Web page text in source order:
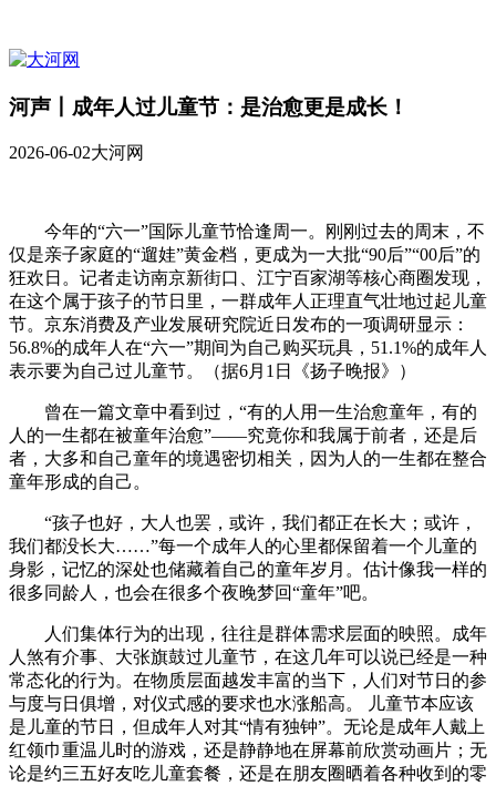
河声丨成年人过儿童节：是治愈更是成长！
2026-06-02大河网
今年的“六一”国际儿童节恰逢周一。刚刚过去的周末，不
仅是亲子家庭的“遛娃”黄金档，更成为一大批“90后”“00后”的
狂欢日。记者走访南京新街口、江宁百家湖等核心商圈发现，
在这个属于孩子的节日里，一群成年人正理直气壮地过起儿童
节。京东消费及产业发展研究院近日发布的一项调研显示：
56.8%的成年人在“六一”期间为自己购买玩具，51.1%的成年人
表示要为自己过儿童节。（据6月1日《扬子晚报》）
曾在一篇文章中看到过，“有的人用一生治愈童年，有的
人的一生都在被童年治愈”——究竟你和我属于前者，还是后
者，大多和自己童年的境遇密切相关，因为人的一生都在整合
童年形成的自己。
“孩子也好，大人也罢，或许，我们都正在长大；或许，
我们都没长大……”每一个成年人的心里都保留着一个儿童的
身影，记忆的深处也储藏着自己的童年岁月。估计像我一样的
很多同龄人，也会在很多个夜晚梦回“童年”吧。
人们集体行为的出现，往往是群体需求层面的映照。成年
人煞有介事、大张旗鼓过儿童节，在这几年可以说已经是一种
常态化的行为。在物质层面越发丰富的当下，人们对节日的参
与度与日俱增，对仪式感的要求也水涨船高。 儿童节本应该
是儿童的节日，但成年人对其“情有独钟”。无论是成年人戴上
红领巾重温儿时的游戏，还是静静地在屏幕前欣赏动画片；无
论是约三五好友吃儿童套餐，还是在朋友圈晒着各种收到的零